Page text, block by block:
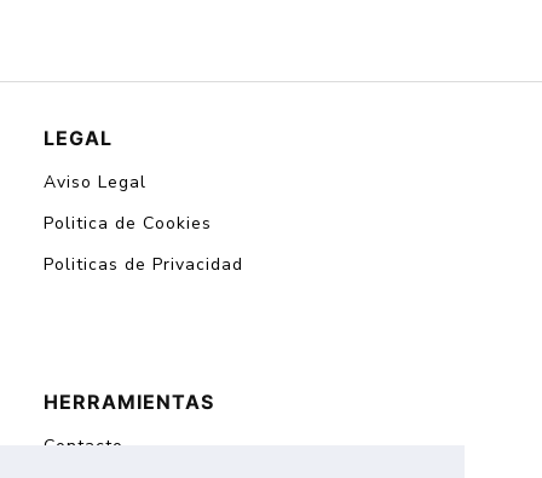
LEGAL
Aviso Legal
Politica de Cookies
Politicas de Privacidad
HERRAMIENTAS
Contacto